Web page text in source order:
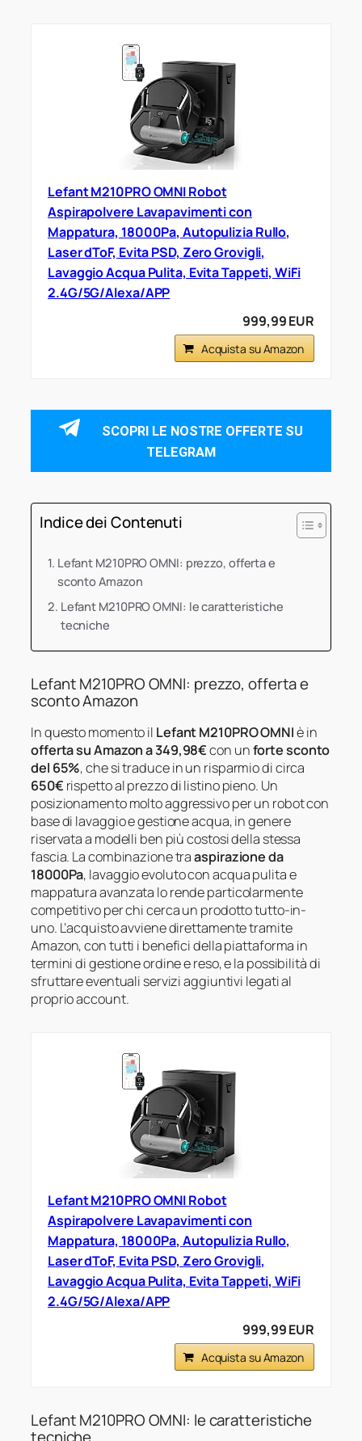
Lefant M210PRO OMNI Robot
Aspirapolvere Lavapavimenti con
Mappatura, 18000Pa, Autopulizia Rullo,
Laser dToF, Evita PSD, Zero Grovigli,
Lavaggio Acqua Pulita, Evita Tappeti, WiFi
2.4G/5G/Alexa/APP
999,99 EUR
Acquista su Amazon
SCOPRI LE NOSTRE OFFERTE SU
TELEGRAM
Indice dei Contenuti
Lefant M210PRO OMNI: prezzo, offerta e
sconto Amazon
Lefant M210PRO OMNI: le caratteristiche
tecniche
Lefant M210PRO OMNI: prezzo, offerta e
sconto Amazon
In questo momento il Lefant M210PRO OMNIè in
offerta su Amazon a 349,98€con unforte sconto
del 65%, che si traduce in un risparmio di circa
650€ rispetto al prezzo di listino pieno. Un
posizionamento molto aggressivo per un robot con
base di lavaggio e gestione acqua, in genere
riservata a modelli ben più costosi della stessa
fascia. La combinazione traaspirazione da
18000Pa, lavaggio evoluto con acqua pulita e
mappatura avanzata lo rende particolarmente
competitivo per chi cerca un prodotto tutto-in-
uno. L’acquisto avviene direttamente tramite
Amazon, con tutti i benefici della piattaforma in
termini di gestione ordine e reso, e la possibilità di
sfruttare eventuali servizi aggiuntivi legati al
proprio account.
Lefant M210PRO OMNI Robot
Aspirapolvere Lavapavimenti con
Mappatura, 18000Pa, Autopulizia Rullo,
Laser dToF, Evita PSD, Zero Grovigli,
Lavaggio Acqua Pulita, Evita Tappeti, WiFi
2.4G/5G/Alexa/APP
999,99 EUR
Acquista su Amazon
Lefant M210PRO OMNI: le caratteristiche
tecniche